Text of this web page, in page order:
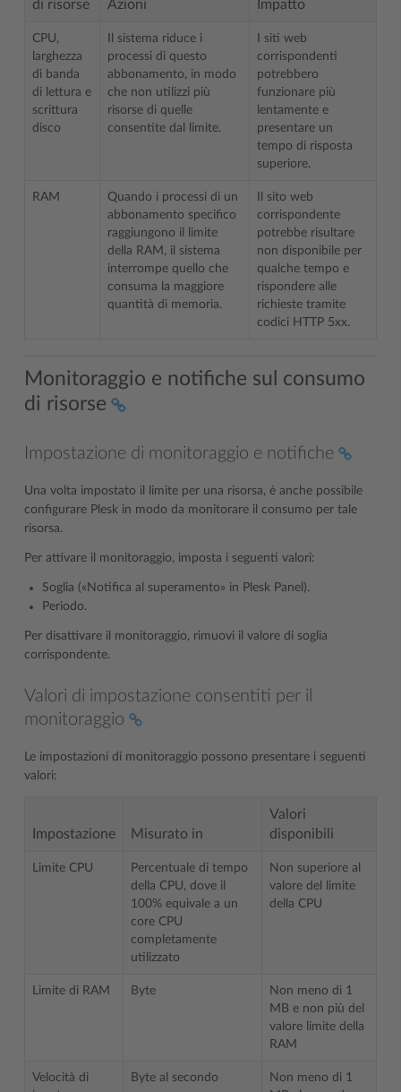
di risorse
Azioni Impatto
CPU,
larghezza
di banda
di lettura e
scrittura
disco
Il sistema riduce i
processi di questo
abbonamento, in modo
che non utilizzi più
risorse di quelle
consentite dal limite.
I siti web
corrispondenti
potrebbero
funzionare più
lentamente e
presentare un
tempo di risposta
superiore.
RAM
Quando i processi di un
abbonamento specifico
raggiungono il limite
della RAM, il sistema
interrompe quello che
consuma la maggiore
quantità di memoria.
Il sito web
corrispondente
potrebbe risultare
non disponibile per
qualche tempo e
rispondere alle
richieste tramite
codici HTTP 5xx.
Monitoraggio e notifiche sul consumo
di risorse
Impostazione di monitoraggio e notifiche
Una volta impostato il limite per una risorsa, è anche possibile
configurare Plesk in modo da monitorare il consumo per tale
risorsa.
Per attivare il monitoraggio, imposta i seguenti valori:
Soglia («Notifica al superamento» in Plesk Panel).
Periodo.
Per disattivare il monitoraggio, rimuovi il valore di soglia
corrispondente.
Valori di impostazione consentiti per il
monitoraggio
Le impostazioni di monitoraggio possono presentare i seguenti
valori:
Impostazione Misurato in
Valori
disponibili
Limite CPU
Percentuale di tempo
della CPU, dove il
100% equivale a un
core CPU
completamente
utilizzato
Non superiore al
valore del limite
della CPU
Limite di RAM Byte
Non meno di 1
MB e non più del
valore limite della
RAM
Velocità di
Byte al secondo
Non meno di 1